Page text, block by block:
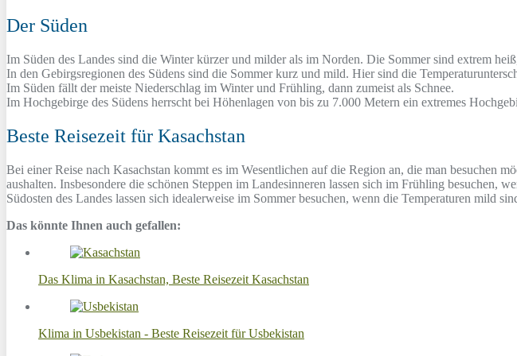
Der Süden
Im Süden des Landes sind die Winter kürzer und milder als im Norden. Die Sommer sind extrem
In den Gebirgsregionen des Südens sind die Sommer kurz und mild. Hier sind die
Im Süden fällt der meiste Niederschlag im Winter und Frühling, dann zumeist als Schnee.
Im Hochgebirge des Südens herrscht bei Höhenlagen von bis zu 7.000 Metern ein extremes
Beste Reisezeit für Kasachstan
Bei einer Reise nach Kasachstan kommt es im Wesentlichen auf die Region an, die man besuchen
aushalten. Insbesondere die schönen Steppen im Landesinneren lassen sich im Frühling
Südosten des Landes lassen sich idealerweise im Sommer besuchen, wenn die Temperaturen mild
Das könnte Ihnen auch gefallen:
Das Klima in Kasachstan, Beste Reisezeit Kasachstan
Klima in Usbekistan - Beste Reisezeit für Usbekistan